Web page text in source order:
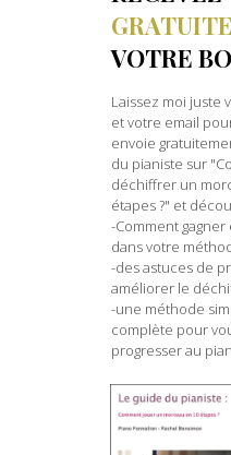
VOTRE
Laissez moi juste
et votre email
envoie
du pianiste sur
déchiffrer un
étapes ?" et
-Comment
dans votre
-des astuces de
améliorer le
-une méthode
complète pour
progresser au